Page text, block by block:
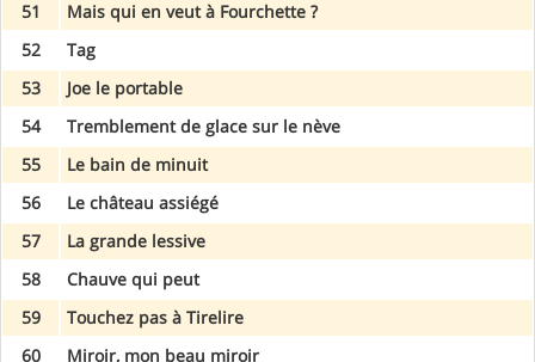
51
Mais qui en veut à Fourchette ?
52
Tag
53
Joe le portable
54
Tremblement de glace sur le nève
55
Le bain de minuit
56
Le château assiégé
57
La grande lessive
58
Chauve qui peut
59
Touchez pas à Tirelire
60
Miroir, mon beau miroir